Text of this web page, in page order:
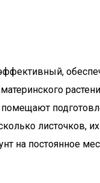
на постоянное